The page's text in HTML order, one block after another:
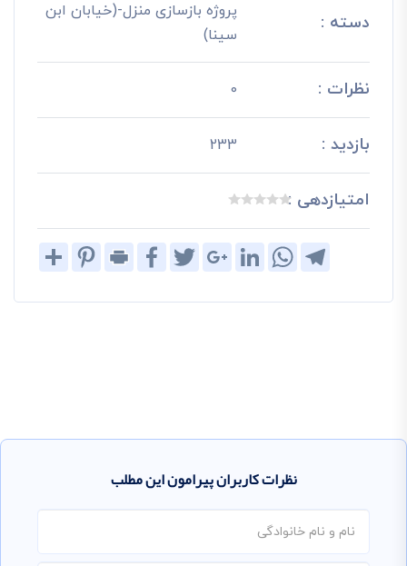
دسته :
پروژه بازسازی منزل-(خیابان ابن
سینا)
نظرات : 0
بازدید : 233
امتیازدهی :
Share
PinterestPrint
FacebookTwitterGoogle+LinkedIn
WhatsAppTelegram
نظرات کاربران پیرامون این مطلب